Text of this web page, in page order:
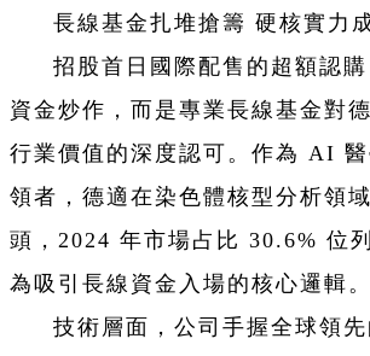
長線基金扎堆搶籌 硬核實力
招股首日國際配售的超額認
資金炒作，而是專業長線基金對
行業價值的深度認可。作為 AI 醫
領者，德適在染色體核型分析領
頭，2024 年市場占比 30.6% 位
為吸引長線資金入場的核心邏輯。
技術層面，公司手握全球領